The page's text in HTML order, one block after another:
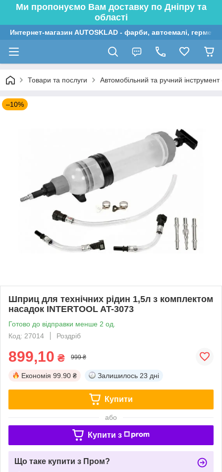
Ми пропонуємо Вам доставку по Дніпру та
області
Интернет-магазин AUTOSKLAD - фарби, автоемалі,
Товари та послуги Автомобільний та ручний
–10%
Шприц для технічних рідин 1,5л з комплектом
насадок INTERTOOL AT-3073
Готово до відправки менше 2 од.
Код: 27014
Роздріб
899,10 ₴ 999 ₴
Економія 99.90 ₴ Залишилось 23 дні
Купити
або
Купити з
Що таке купити з Пром?